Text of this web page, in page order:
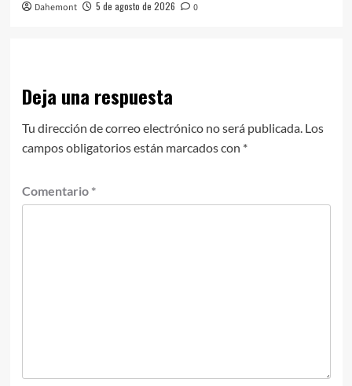
Dahemont 5 de agosto de 2026 0
Deja una respuesta
Tu dirección de correo electrónico no será publicada. Los
campos obligatorios están marcados con *
Comentario *